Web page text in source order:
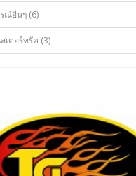
ณ์อื่นๆ (6)
เตอร์ทรัค (3)